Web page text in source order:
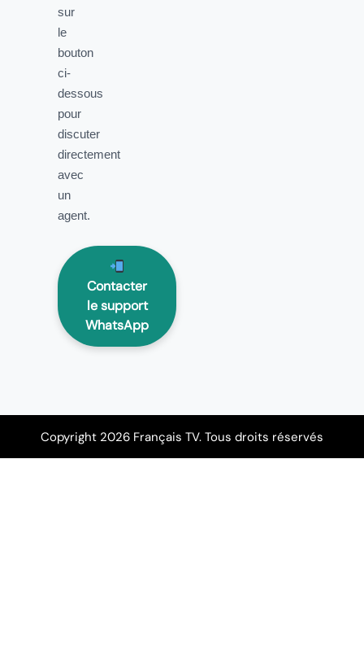
sur
le
bouton
ci-
dessous
pour
discuter
directement
avec
un
agent.
Contacter
le support
WhatsApp
Copyright 2026 Français TV. Tous droits réservés